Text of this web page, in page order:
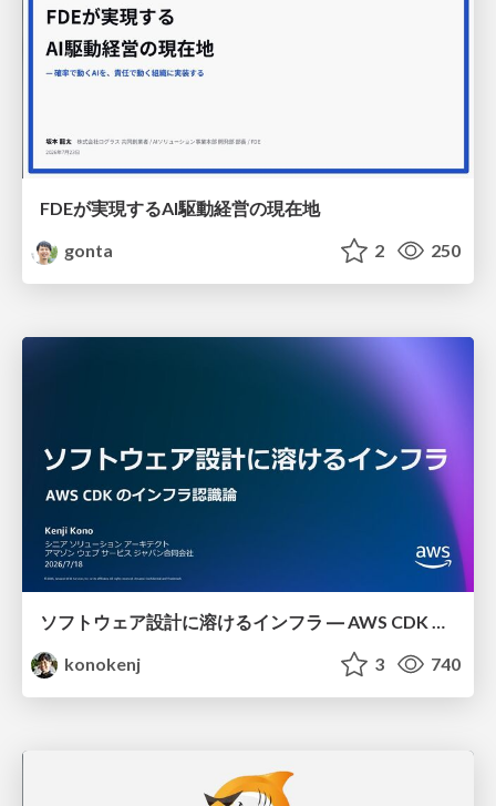
FDEが実現するAI駆動経営の現在地
gonta
2 250
konokenj
3 740